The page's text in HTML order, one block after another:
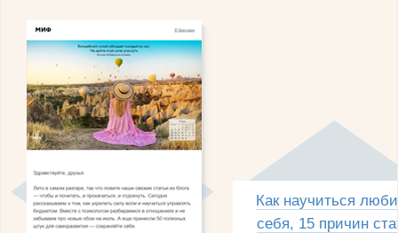
Как научиться
себя, 15 причин